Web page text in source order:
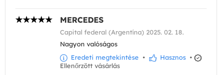
MERCEDES
Capital federal (Argentína) 2025. 02. 18.
Nagyon valóságos
Eredeti megtekintése • Hasznos •
Ellenőrzött vásárlás